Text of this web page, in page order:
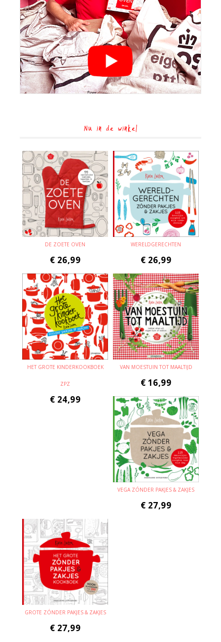
Nu in de winkel
DE ZOETE OVEN
€ 26,99
WERELDGERECHTEN
€ 26,99
HET GROTE KINDERKOOKBOEK
ZPZ
€ 24,99
VAN MOESTUIN TOT MAALTIJD
€ 16,99
VEGA ZÓNDER PAKJES & ZAKJES
€ 27,99
GROTE ZÓNDER PAKJES & ZAKJES
€ 27,99